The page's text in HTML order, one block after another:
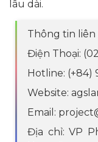
lâu dài.
Thông tin liên
Điện Thoại:
Hotline: (+84)
Website:
Email:
Địa chỉ: VP